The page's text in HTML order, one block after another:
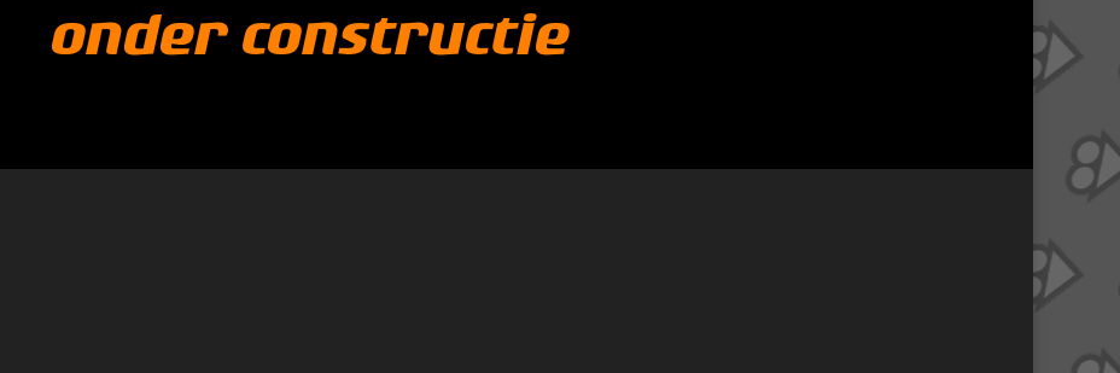
onder constructie